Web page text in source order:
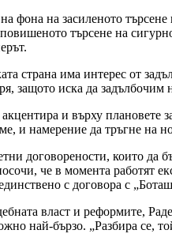
фона на засиленото
търсене на
страна има интерес от
защото иска да
и върху
и намерение да тръгне на
договорености, които да
че в момента работят
с договора с
власт и реформите,
най-бързо. „Разбира се,